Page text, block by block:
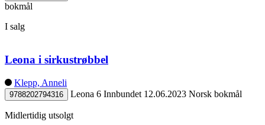
bokmål
I salg
Leona i sirkustrøbbel
Klepp, Anneli
9788202794316 Leona 6 Innbundet 12.06.2023 Norsk bokmål
Midlertidig utsolgt